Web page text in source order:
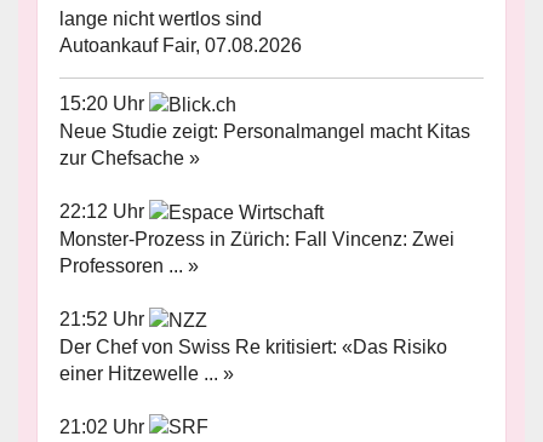
lange nicht wertlos sind
Autoankauf Fair, 07.08.2026
15:20 Uhr
Neue Studie zeigt: Personalmangel macht Kitas
zur Chefsache »
22:12 Uhr
Monster-Prozess in Zürich: Fall Vincenz: Zwei
Professoren ... »
21:52 Uhr
Der Chef von Swiss Re kritisiert: «Das Risiko
einer Hitzewelle ... »
21:02 Uhr